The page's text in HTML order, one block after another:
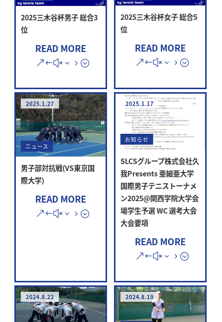
2025三木谷杯男子 総合3
位
READ MORE
2025三木谷杯女子 総合5
位
READ MORE
2025.1.27
ニュース
男子部対抗戦(VS東京国
際大学)
READ MORE
2025.1.17
お知らせ
SLCSグループ株式会社久
我Presents 亜細亜大学
国際男子テニストーナメ
ン2025@関西学院大学会
場学生予選 WC 選考大会
大会要項
READ MORE
2024.8.22 2024.8.19